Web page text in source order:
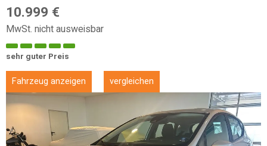
10.999 €
MwSt. nicht ausweisbar
sehr guter Preis
Fahrzeug anzeigen vergleichen